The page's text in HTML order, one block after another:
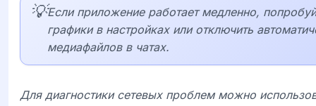
💡Если приложение работает медленно,
графики в настройках или отключить
медиафайлов в чатах.
Для диагностики сетевых проблем можно